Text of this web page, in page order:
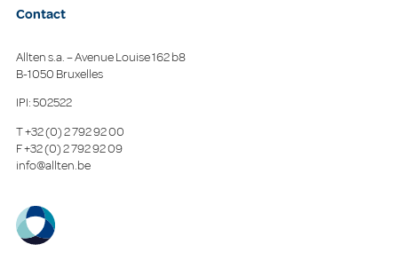
Contact
Allten s.a. – Avenue Louise 162 b8
B-1050 Bruxelles
IPI: 502522
T+32 (0) 2 792 92 00
F+32 (0) 2 792 92 09
info@allten.be